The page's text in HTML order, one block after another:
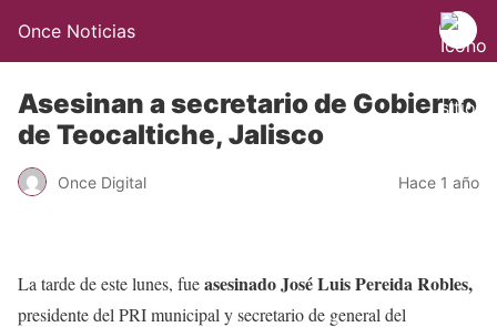
Once Noticias
Asesinan a secretario de Gobierno
de Teocaltiche, Jalisco
Once Digital Hace 1 año
La tarde de este lunes, fueasesinado José Luis Pereida Robles,
presidente del PRI municipal y secretario de general del